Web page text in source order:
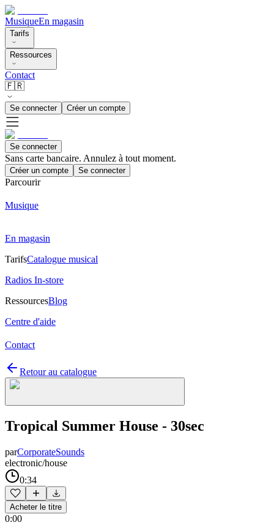
MusiqueEn magasin
Tarifs
Ressources
Contact
🇫🇷
Se connecter Créer un compte
Se connecter
Sans carte bancaire. Annulez à tout moment.
Créer un compte Se connecter
Parcourir
Musique
En magasin
TarifsCatalogue musical
Radios In-store
RessourcesBlog
Centre d'aide
Contact
Retour au catalogue
Tropical Summer House - 30sec
parCorporateSounds
electronic/house
0:34
Acheter le titre
0:00